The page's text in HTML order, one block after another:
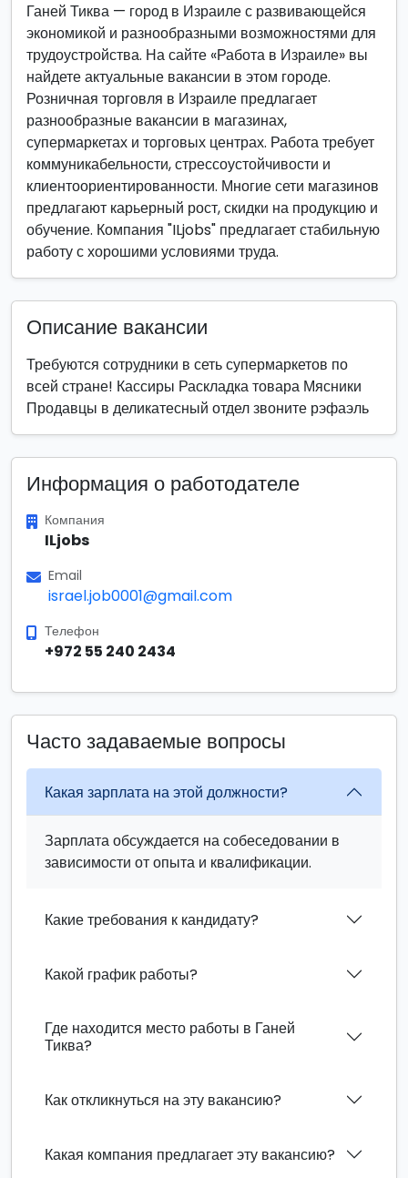
Ганей Тиква — город в Израиле с развивающейся
экономикой и разнообразными возможностями для
трудоустройства. На сайте «Работа в Израиле» вы
найдете актуальные вакансии в этом городе.
Розничная торговля в Израиле предлагает
разнообразные вакансии в магазинах,
супермаркетах и торговых центрах. Работа требует
коммуникабельности, стрессоустойчивости и
клиентоориентированности. Многие сети магазинов
предлагают карьерный рост, скидки на продукцию и
обучение. Компания "ILjobs" предлагает стабильную
работу с хорошими условиями труда.
Описание вакансии
Требуются сотрудники в сеть супермаркетов по
всей стране! Кассиры Раскладка товара Мясники
Продавцы в деликатесный отдел звоните рэфаэль
Информация о работодателе
Компания
ILjobs
Email
israel.job0001@gmail.com
Телефон
+972 55 240 2434
Часто задаваемые вопросы
Какая зарплата на этой должности?
Зарплата обсуждается на собеседовании в
зависимости от опыта и квалификации.
Какие требования к кандидату?
Какой график работы?
Где находится место работы в Ганей
Тиква?
Как откликнуться на эту вакансию?
Какая компания предлагает эту вакансию?